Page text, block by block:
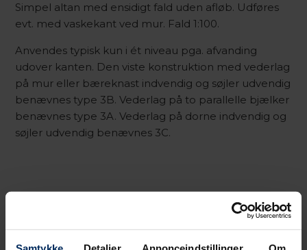
Simpel altan med ensidigt fald uden afløb. Udføres
evt. med vaskekant ved mur. Fald 1:100.
Anvendes typisk kun i ét niveau pga. afvanding
udover kanten. Den viste konstruktion med vederlag
på mur eller bæreknast indvendig og søjler udvendig
benævnes type 3B. Vederlag på to parallelle bjælker
benævnes type 3A. Vederlag på dorne indvendig og
søjler udvendig benævnes 3C.